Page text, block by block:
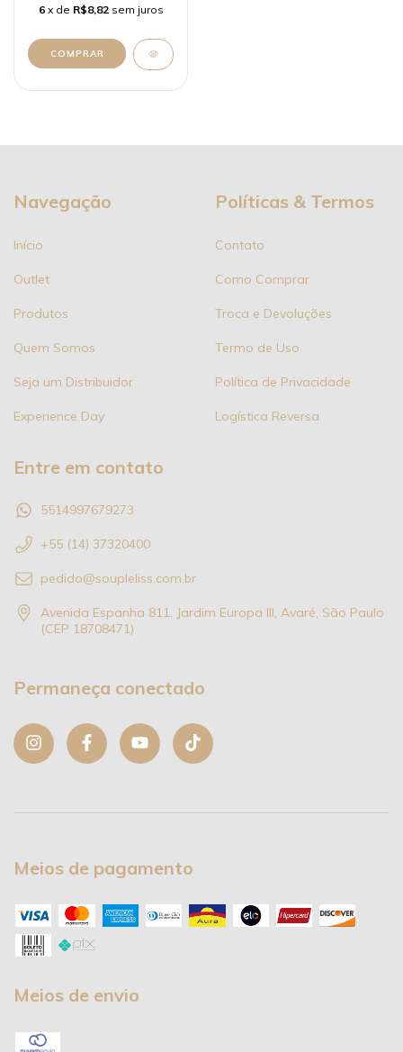
6 x de R$8,82 sem juros
Navegação
Início
Outlet
Produtos
Quem Somos
Seja um Distribuidor
Experience Day
Políticas & Termos
Contato
Como Comprar
Troca e Devoluções
Termo de Uso
Política de Privacidade
Logística Reversa
Entre em contato
5514997679273
+55 (14) 37320400
pedido@soupleliss.com.br
Avenida Espanha 811, Jardim Europa III, Avaré, São Paulo
(CEP 18708471)
Permaneça conectado
Meios de pagamento
Meios de envio